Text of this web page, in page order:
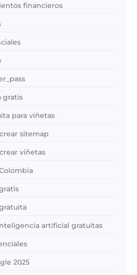
financieros
gratis
para viñetas
sitemap
viñetas
artificial gratuitas
2025